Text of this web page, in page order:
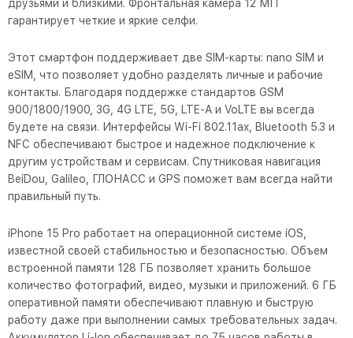
друзьями и близкими. Фронтальная камера 12 МП
гарантирует четкие и яркие селфи.
Этот смартфон поддерживает две SIM-карты: nano SIM и
eSIM, что позволяет удобно разделять личные и рабочие
контакты. Благодаря поддержке стандартов GSM
900/1800/1900, 3G, 4G LTE, 5G, LTE-A и VoLTE вы всегда
будете на связи. Интерфейсы Wi-Fi 802.11ax, Bluetooth 5.3 и
NFC обеспечивают быстрое и надежное подключение к
другим устройствам и сервисам. Спутниковая навигация
BeiDou, Galileo, ГЛОНАСС и GPS поможет вам всегда найти
правильный путь.
iPhone 15 Pro работает на операционной системе iOS,
известной своей стабильностью и безопасностью. Объем
встроенной памяти 128 ГБ позволяет хранить большое
количество фотографий, видео, музыки и приложений. 6 ГБ
оперативной памяти обеспечивают плавную и быструю
работу даже при выполнении самых требовательных задач.